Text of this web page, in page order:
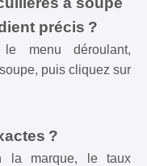
précis ?
le menu déroulant,
puis cliquez sur
?
la marque, le taux